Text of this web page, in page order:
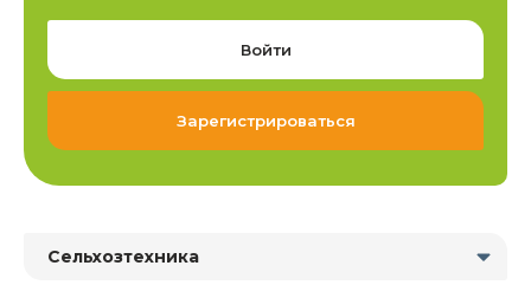
Войти
Зарегистрироваться
Сельхозтехника